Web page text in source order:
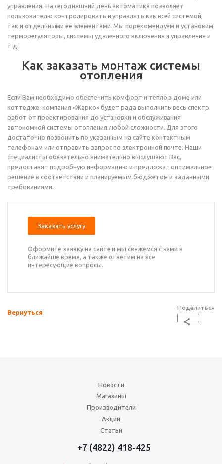
управления. На сегодняшний день автоматика позволяет
пользователю контролировать и управлять как всей системой,
так и отдельными ее элементами. Мы порекомендуем и установим
терморегуляторы, системы удаленного включения и управления и
т.д.
Как заказать монтаж системы
отопления
Если Вам необходимо обеспечить комфорт и тепло в доме или
коттедже, компания «Жарко» будет рада выполнить весь спектр
работ от проектирования до установки и обслуживания
автономной системы отопления любой сложности. Для этого
достаточно позвонить по указанным на сайте контактным
телефонам или отправить запрос по электронной почте. Наши
специалисты обязательно внимательно выслушают Вас,
предоставят подробную информацию и предложат оптимальное
решение в соответствии и планируемым бюджетом и заданными
требованиями.
Заказать услугу
Оформите заявку на сайте и мы свяжемся с вами в
ближайше время, а также ответим на все
интересующие вопросы.
Вернуться
Поделиться
Новости
Магазины
Производители
Акции
Статьи
+7 (4822) 418-425